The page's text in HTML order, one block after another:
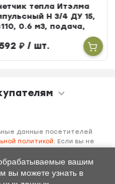
тепла Итэлма
Н 3/4 ДУ 15,
0.6 м3, подача,
₽/ шт.
данные посетителей
политикой. Если вы не
вашим
вы можете узнать в